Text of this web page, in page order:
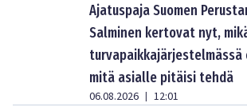
Ajatuspaja Suomen
Salminen kertovat nyt,
turvapaikkajärjestelmässä
mitä asialle pitäisi tehdä
06.08.2026 | 12:01